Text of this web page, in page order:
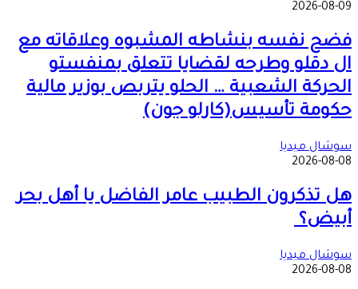
2026-08-09
فضح نفسه بنشاطه المشبوه وعلاقاته مع
ال دقلو وطرحه لقضايا تتعلق بمنفستو
الحركة الشعبية … الحلو يتربص بوزير مالية
حكومة تأسيس(كارلو جون)
سوشال ميديا
2026-08-08
هل تذكرون الطبيب عامر الفاضل يا أهل بحر
أبيض؟
سوشال ميديا
2026-08-08